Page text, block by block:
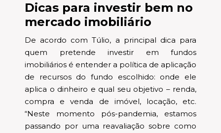
Dicas para investir bem no
mercado imobiliário
De acordo com Túlio, a principal dica para
quem pretende investir em fundos
imobiliários é entender a política de aplicação
de recursos do fundo escolhido: onde ele
aplica o dinheiro e qual seu objetivo – renda,
compra e venda de imóvel, locação, etc.
“Neste momento pós-pandemia, estamos
passando por uma reavaliação sobre como